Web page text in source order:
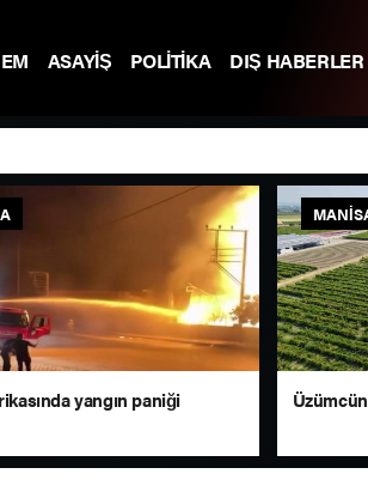
ASAYİŞ POLİTİKA DIŞ HABERLER
yangın paniği